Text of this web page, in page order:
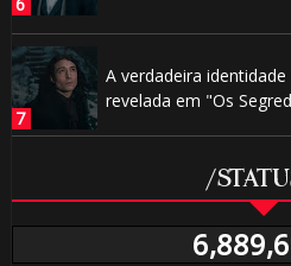
A verdadeira
revelada em "Os
/